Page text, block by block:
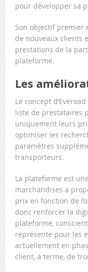
pour développer sa
Son objectif premier
de nouveaux clients
prestations de la
plateforme.
Les
Le concept
liste de prestataires
uniquement leurs
optimiser les
paramètres
transporteurs.
La plateforme est
marchandises a
prix en fonction de
donc renforcer la
plateforme,
représente pour les
actuellement en
client, à terme, de